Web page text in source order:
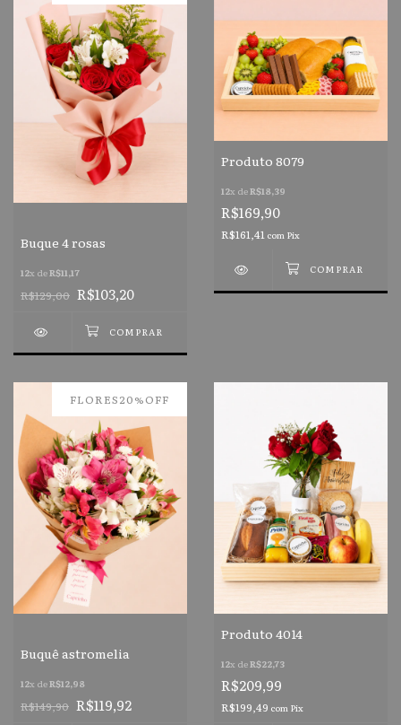
Buque 4 rosas
12x deR$11,17
R$129,00 R$103,20
Produto 8079
12x deR$18,39
R$169,90
R$161,41 com Pix
FLORES20%OFF
Buquê astromelia
12x deR$12,98
R$149,90 R$119,92
Produto 4014
12x deR$22,73
R$209,99
R$199,49 com Pix